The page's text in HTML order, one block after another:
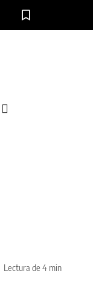
Lectura de 4 min